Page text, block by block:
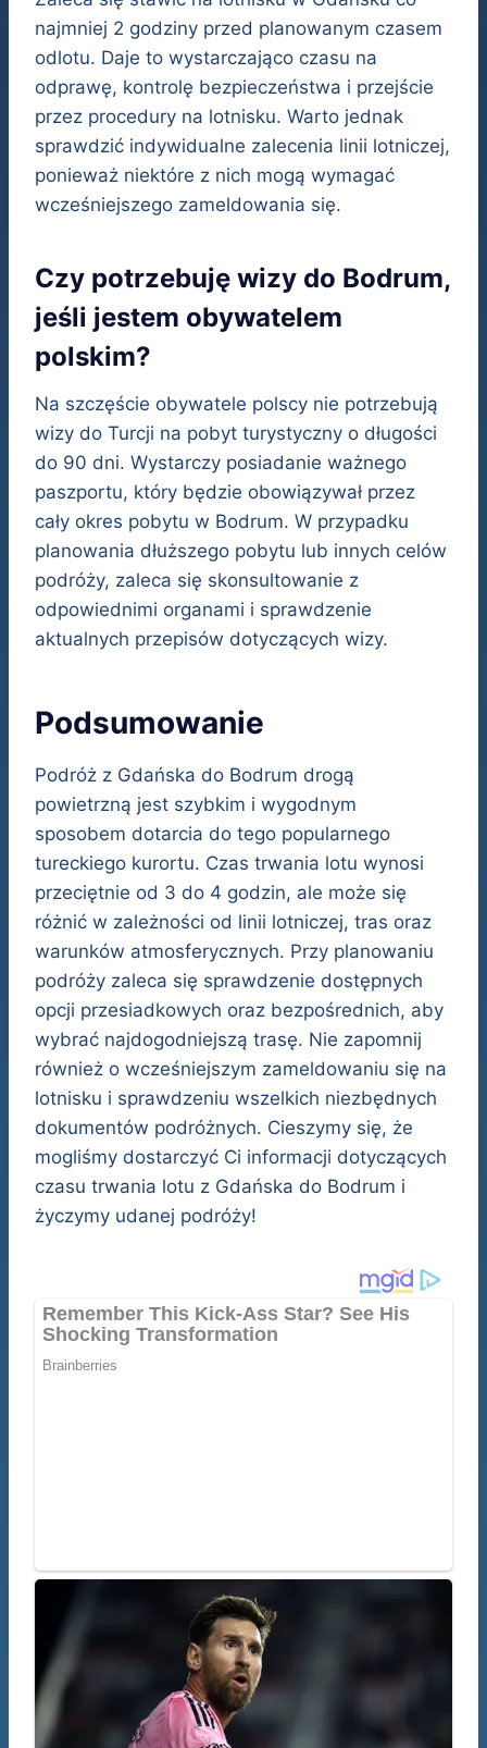
najmniej 2 godziny przed planowanym czasem
odlotu. Daje to wystarczająco czasu na
odprawę, kontrolę bezpieczeństwa i przejście
przez procedury na lotnisku. Warto jednak
sprawdzić indywidualne zalecenia linii lotniczej,
ponieważ niektóre z nich mogą wymagać
wcześniejszego zameldowania się.
Czy potrzebuję wizy do Bodrum,
jeśli jestem obywatelem
polskim?
Na szczęście obywatele polscy nie potrzebują
wizy do Turcji na pobyt turystyczny o długości
do 90 dni. Wystarczy posiadanie ważnego
paszportu, który będzie obowiązywał przez
cały okres pobytu w Bodrum. W przypadku
planowania dłuższego pobytu lub innych celów
podróży, zaleca się skonsultowanie z
odpowiednimi organami i sprawdzenie
aktualnych przepisów dotyczących wizy.
Podsumowanie
Podróż z Gdańska do Bodrum drogą
powietrzną jest szybkim i wygodnym
sposobem dotarcia do tego popularnego
tureckiego kurortu. Czas trwania lotu wynosi
przeciętnie od 3 do 4 godzin, ale może się
różnić w zależności od linii lotniczej, tras oraz
warunków atmosferycznych. Przy planowaniu
podróży zaleca się sprawdzenie dostępnych
opcji przesiadkowych oraz bezpośrednich, aby
wybrać najdogodniejszą trasę. Nie zapomnij
również o wcześniejszym zameldowaniu się na
lotnisku i sprawdzeniu wszelkich niezbędnych
dokumentów podróżnych. Cieszymy się, że
mogliśmy dostarczyć Ci informacji dotyczących
czasu trwania lotu z Gdańska do Bodrum i
życzymy udanej podróży!